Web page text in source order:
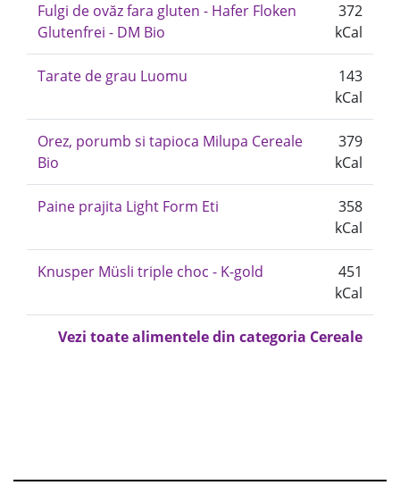
Fulgi de ovăz fara gluten - Hafer Floken
Glutenfrei - DM Bio
372
kCal
Tarate de grau Luomu
143
kCal
Orez, porumb si tapioca Milupa Cereale
Bio
379
kCal
Paine prajita Light Form Eti
358
kCal
Knusper Müsli triple choc - K-gold
451
kCal
Vezi toate alimentele din categoria Cereale